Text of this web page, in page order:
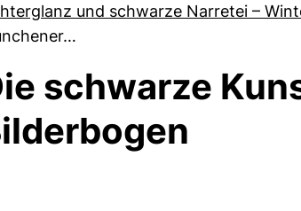
und schwarze Narretei –
von Veranstaltungskalender
schwarze